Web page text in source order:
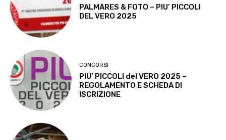
PALMARES & FOTO – PIU’ PICCOLI
DEL VERO 2025
CONCORSI
PIU’ PICCOLI del VERO 2025 –
REGOLAMENTO E SCHEDA DI
ISCRIZIONE